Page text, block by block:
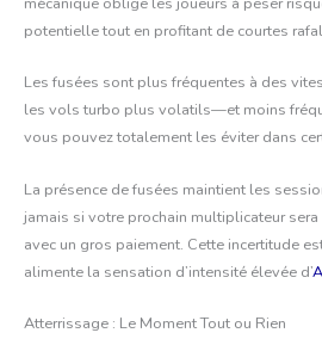
potentielle tout en profitant de courtes
Les fusées sont plus fréquentes à des
les vols turbo plus volatils—et moins
vous pouvez totalement les éviter dans
La présence de fusées maintient les
jamais si votre prochain multiplicateur
avec un gros paiement. Cette incertitude
alimente la sensation d’intensité élevée d’
Atterrissage : Le Moment Tout ou Rien